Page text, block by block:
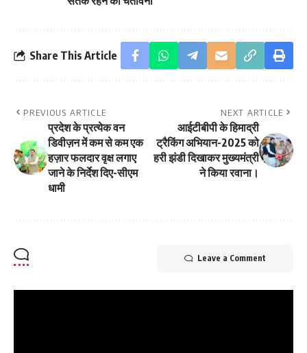
Share This Article
PREVIOUS ARTICLE
प्रदेश के प्रत्येक वन
डिवीज़न में कम से कम एक
हज़ार फलदार वृक्ष लगाए
जाने के निर्देश दिए-सीएम
धामी
NEXT ARTICLE
आईटीबीपी के हिमाद्री
ट्रैकिंग अभियान-2025 को
हरी झंडी दिखाकर मुख्यमंत्री
ने किया रवाना।
Leave a Comment